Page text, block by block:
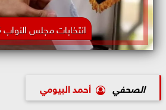
انتخابات مجلس النواب 2025
الصحفي أحمد البيومي